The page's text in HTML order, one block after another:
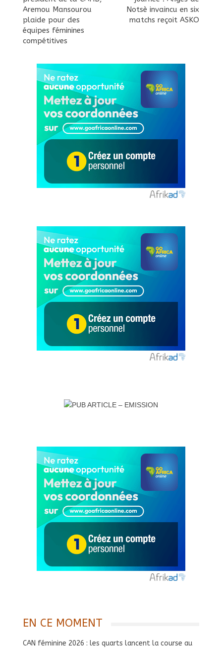
Aremou Mansourou
plaide pour des
équipes féminines
compétitives
Notsè invaincu en six
matchs reçoit ASKO
EN CE MOMENT
CAN féminine 2026 : les quarts lancent la course au